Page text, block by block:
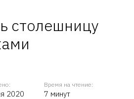
столешницу
2020
Время на чтение:
7 минут